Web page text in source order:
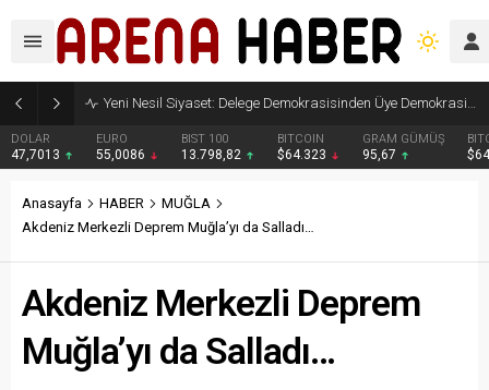
Yeni Nesil Siyaset: Delege Demokrasisinden Üye Demokrasisine
DOLAR
47,7013
EURO
55,0086
BIST 100
13.798,82
BITCOIN
$64.323
GRAM GÜMÜŞ
95,67
Anasayfa HABER
MUĞLA
Akdeniz Merkezli Deprem Muğla’yı da Salladı…
Akdeniz Merkezli Deprem
Muğla’yı da Salladı…